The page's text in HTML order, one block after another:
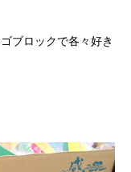
ブロックで各々好き